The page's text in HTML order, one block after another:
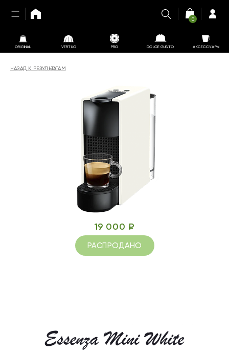
ORIGINAL VERTUO PRO DOLCE GUSTO АКСЕССУАРЫ
0
НАЗАД К РЕЗУЛЬТАТАМ
19 000 ₽
РАСПРОДАНО